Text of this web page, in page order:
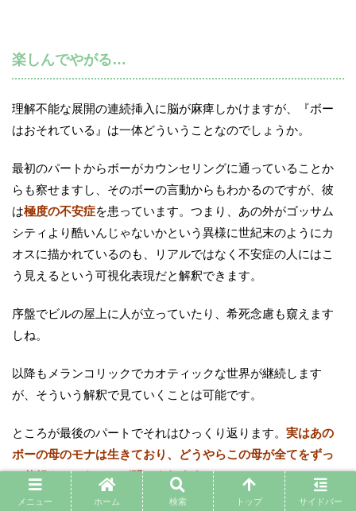
楽しんでやがる…
理解不能な展開の連続挿入に脳が麻痺しかけますが、『ボー
はおそれている』は一体どういうことなのでしょうか。
最初のパートからボーがカウンセリングに通っていることか
らも察せますし、そのボーの言動からもわかるのですが、彼
は極度の不安症を患っています。つまり、あの外がゴッサム
シティより酷いんじゃないかという異様に世紀末のようにカ
オスに描かれているのも、リアルではなく不安症の人にはこ
う見えるという可視化表現だと解釈できます。
序盤でビルの屋上に人が立っていたり、希死念慮も窺えます
しね。
以降もメランコリックでカオティックな世界が継続します
が、そういう解釈で見ていくことは可能です。
ところが最後のパートでそれはひっくり返ります。 実はあの
ボーの母のモナは生きており、どうやらこの母が全てをずっ
と仕組んでいたことが明かされます。
メニュー ホーム 検索 トップ サイドバー